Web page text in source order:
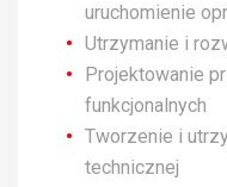
uruchomienie
Utrzymanie i
Projektowanie
funkcjonalnych
Tworzenie i
technicznej